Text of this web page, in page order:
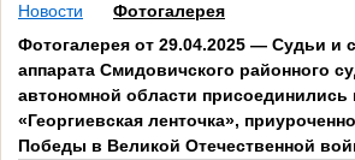
Новости
Фотогалерея
Фотогалерея от 29.04.2025 — Судьи и
аппарата Смидовичского районного
автономной области присоединились
«Георгиевская ленточка»,
Победы в Великой Отечественной